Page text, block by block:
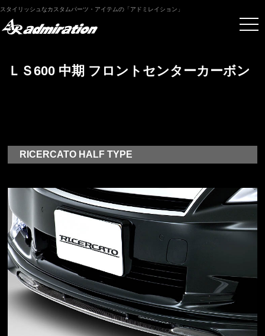
スタイリッシュなカスタムパーツ・アイテムの「アドミレイション」
ＬＳ600 中期 フロントセンターカーボン
RICERCATO HALF TYPE